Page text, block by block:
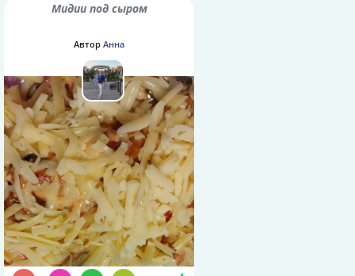
Мидии под сыром
Автор Анна